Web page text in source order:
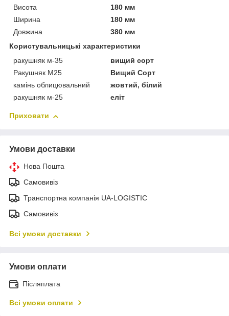
Висота
180 мм
Ширина
180 мм
Довжина
380 мм
Користувальницькі характеристики
ракушняк м-35
вищий сорт
Ракушняк М25
Вищий Сорт
камінь облицювальний
жовтий, білий
ракушняк м-25
еліт
Приховати
Умови доставки
Нова Пошта
Самовивіз
Транспортна компанія UA-LOGISTIC
Самовивіз
Всі умови доставки
Умови оплати
Післяплата
Всі умови оплати